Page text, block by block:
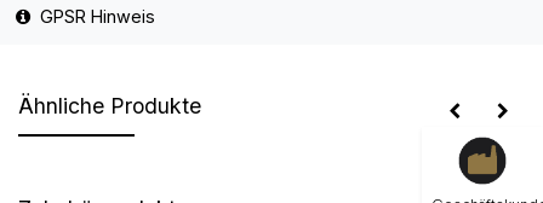
GPSR Hinweis
Ähnliche Produkte